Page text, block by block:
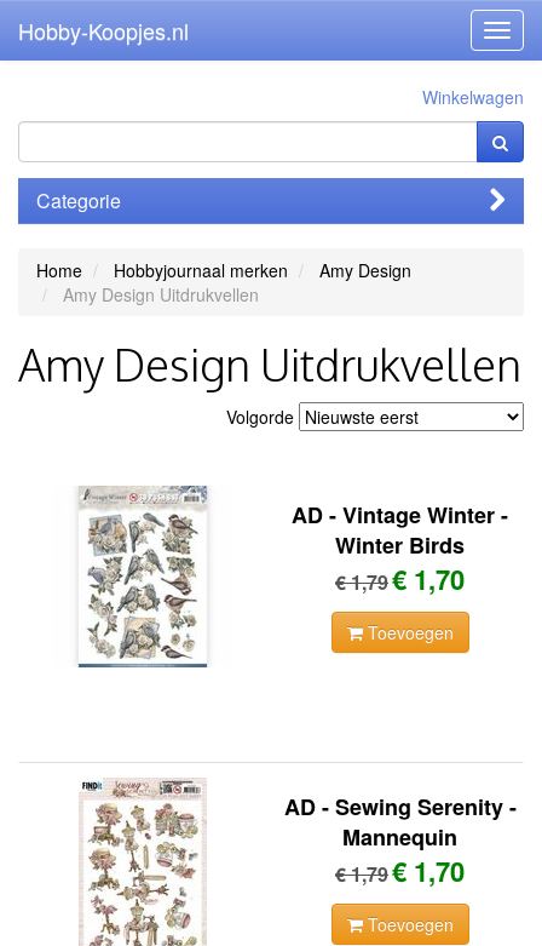
Hobby-Koopjes.nl
Winkelwagen
Categorie
Home Hobbyjournaal merken
Amy Design
Amy Design Uitdrukvellen
Amy Design Uitdrukvellen
Volgorde
AD - Vintage Winter -
Winter Birds
€ 1,79€ 1,70
Toevoegen
AD - Sewing Serenity -
Mannequin
€ 1,79€ 1,70
Toevoegen